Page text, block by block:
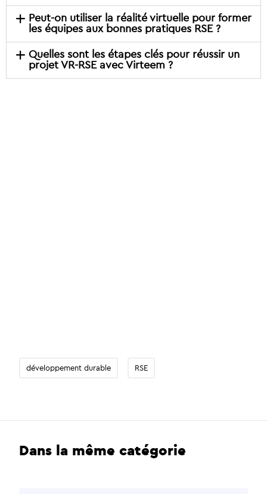
Peut-on utiliser la réalité virtuelle pour former
les équipes aux bonnes pratiques RSE ?
Quelles sont les étapes clés pour réussir un
projet VR-RSE avec Virteem ?
développement durable RSE
Dans la même catégorie